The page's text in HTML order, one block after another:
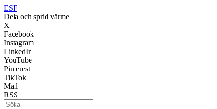
ESF
Dela och sprid värme
X
Facebook
Instagram
LinkedIn
YouTube
Pinterest
TikTok
Mail
RSS